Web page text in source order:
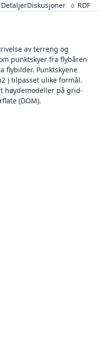
DetaljerDiskusjoner 0 RDF
av terreng og
punktskyer fra flybåren
flybilder. Punktskyene
) tilpasset ulike formål.
høydemodeller på grid-
(DOM).